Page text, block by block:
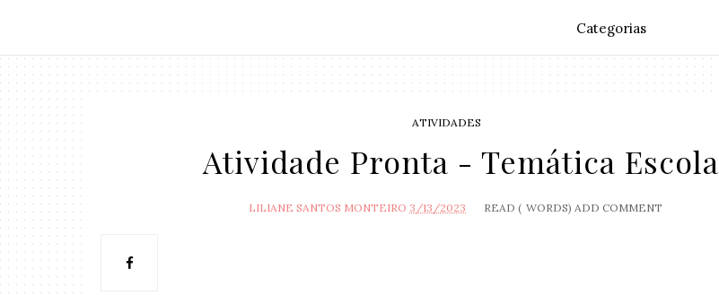
Categorias
ATIVIDADES
Atividade Pronta - Temática Escola
LILIANE SANTOS MONTEIRO 3/13/2023 READ ( WORDS) ADD COMMENT